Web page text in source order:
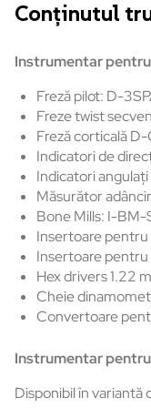
Conținutul
Instrumentar
Freză pilot: D-
Freze twist
Freză corticală
Indicatori de
Indicatori angulați
Măsurător
Bone Mills: I-
Insertoare
Insertoare
Hex drivers 1.22
Cheie
Convertoare
Instrumentar
Disponibil în variantă